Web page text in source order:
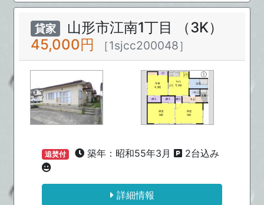
貸家
山形市江南1丁目 （3K）
45,000円
［1sjcc200048］
追焚付 築年：昭和55年3月 2台込み
詳細情報